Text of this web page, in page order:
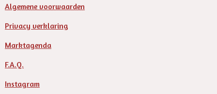
Algemene voorwaarden
Privacy verklaring
Marktagenda
F.A.Q.
Instagram